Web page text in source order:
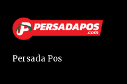
Persada Pos